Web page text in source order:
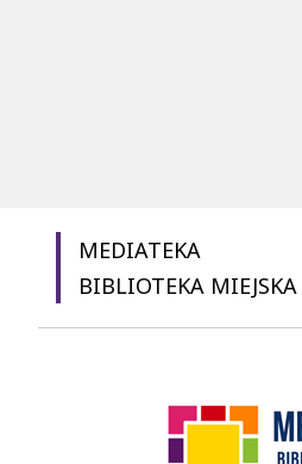
MEDIATEKA
BIBLIOTEKA